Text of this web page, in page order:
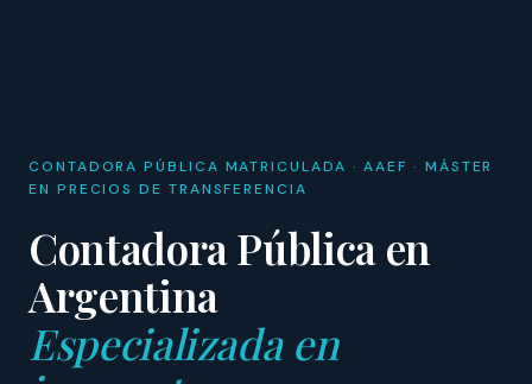
CONTADORA PÚBLICA MATRICULADA · AAEF · MÁSTER
EN PRECIOS DE TRANSFERENCIA
Contadora Pública en
Argentina
Especializada en